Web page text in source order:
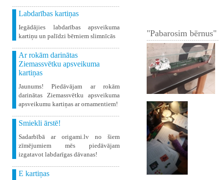
Labdarības kartiņas
Iegādājies labdarības apsveikuma
kartiņu un palīdzi bērniem slimnīcās
Ar rokām darinātas
Ziemassvētku apsveikuma
kartiņas
Jaunums! Piedāvājam ar rokām
darinātas Ziemassvētku apsveikuma
apsveikumu kartiņas ar ornamentiem!
Smiekli ārstē!
Sadarbībā ar origami.lv no šiem
zīmējumiem mēs piedāvājam
izgatavot labdarīgas dāvanas!
E kartiņas
"Pabarosim